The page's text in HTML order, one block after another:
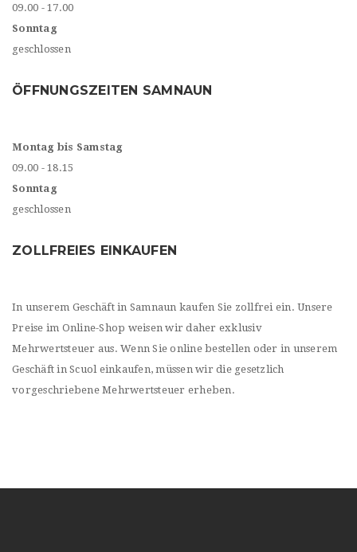
09.00 - 17.00
Sonntag
geschlossen
ÖFFNUNGSZEITEN SAMNAUN
Montag bis Samstag
09.00 - 18.15
Sonntag
geschlossen
ZOLLFREIES EINKAUFEN
In unserem Geschäft in Samnaun kaufen Sie zollfrei ein. Unsere
Preise im Online-Shop weisen wir daher exklusiv
Mehrwertsteuer aus. Wenn Sie online bestellen oder in unserem
Geschäft in Scuol einkaufen, müssen wir die gesetzlich
vorgeschriebene Mehrwertsteuer erheben.